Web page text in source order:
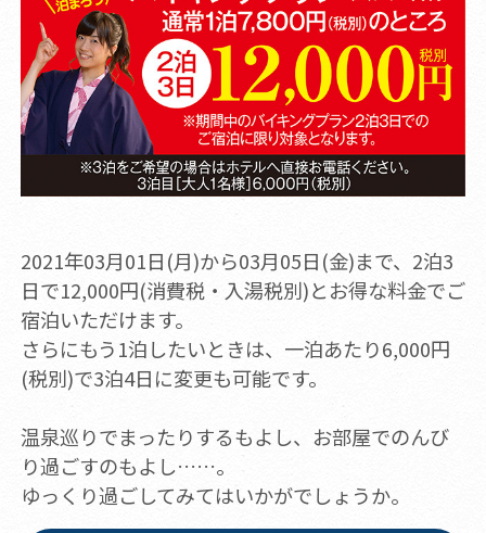
2021年03月01日(月)から03月05日(金)まで、2泊3
日で12,000円(消費税・入湯税別)とお得な料金でご
宿泊いただけます。
さらにもう1泊したいときは、一泊あたり6,000円
(税別)で3泊4日に変更も可能です。
温泉巡りでまったりするもよし、お部屋でのんび
り過ごすのもよし……。
ゆっくり過ごしてみてはいかがでしょうか。